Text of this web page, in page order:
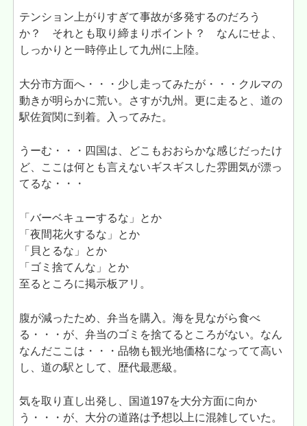
テンション上がりすぎて事故が多発するのだろう
か？ それとも取り締まりポイント？ なんにせよ、
しっかりと一時停止して九州に上陸。
大分市方面へ・・・少し走ってみたが・・・クルマの
動きが明らかに荒い。さすが九州。更に走ると、道の
駅佐賀関に到着。入ってみた。
うーむ・・・四国は、どこもおおらかな感じだったけ
ど、ここは何とも言えないギスギスした雰囲気が漂っ
てるな・・・
「バーベキューするな」とか
「夜間花火するな」とか
「貝とるな」とか
「ゴミ捨てんな」とか
至るところに掲示板アリ。
腹が減ったため、弁当を購入。海を見ながら食べ
る・・・が、弁当のゴミを捨てるところがない。なん
なんだここは・・・品物も観光地価格になってて高い
し、道の駅として、歴代最悪級。
気を取り直し出発し、国道197を大分方面に向か
う・・・が、大分の道路は予想以上に混雑していた。